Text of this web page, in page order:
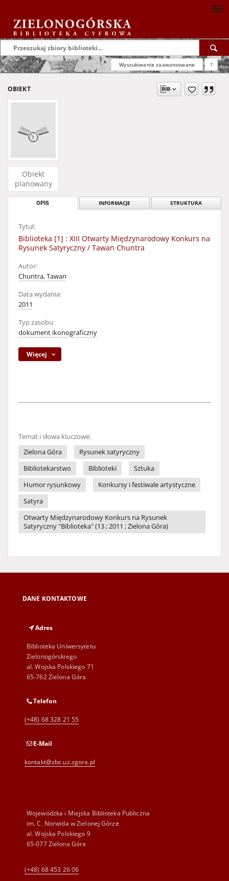
Wyszukiwanie zaawansowane ?
OBIEKT
Obiekt
planowany
OPIS INFORMACJE STRUKTURA
Tytuł:
Biblioteka [1] : XIII Otwarty Międzynarodowy Konkurs na
Rysunek Satyryczny / Tawan Chuntra
Autor:
Chuntra, Tawan
Data wydania:
2011
Typ zasobu:
dokument ikonograficzny
Więcej
Temat i słowa kluczowe:
Zielona Góra
Rysunek satyryczny
Bibliotekarstwo
Biblioteki
Sztuka
Humor rysunkowy
Konkursy i festiwale artystyczne
Satyra
Otwarty Międzynarodowy Konkurs na Rysunek
Satyryczny "Biblioteka" (13 ; 2011 ; Zielona Góra)
DANE KONTAKTOWE
Adres
Biblioteka Uniwersytetu
Zielonogórskiego
al. Wojska Polskiego 71
65-762 Zielona Góra
Telefon
(+48) 68 328 21 55
E-Mail
kontakt@zbc.uz.zgora.pl
Wojewódzka i Miejska Biblioteka Publiczna
im. C. Norwida w Zielonej Górze
al. Wojska Polskiego 9
65-077 Zielona Góra
(+48) 68 453 26 06